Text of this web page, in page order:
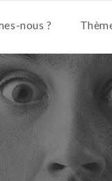
nous ?